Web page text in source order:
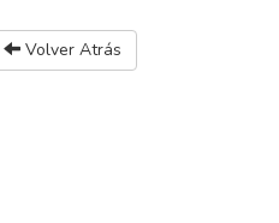
Volver Atrás